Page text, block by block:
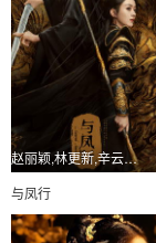
赵丽颖,林更新,辛云来,何与,李嘉琦,曾黎,宣璐
与凤行